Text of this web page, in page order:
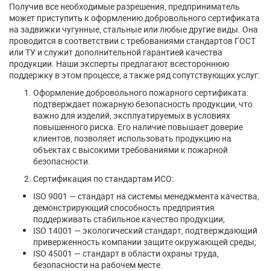
Получив все необходимые разрешения, предприниматель
может приступить к оформлению добровольного сертификата
на задвижки чугунные, стальные или любые другие виды. Она
проводится в соответствии с требованиями стандартов ГОСТ
или ТУ и служит дополнительной гарантией качества
продукции. Наши эксперты предлагают всестороннюю
поддержку в этом процессе, а также ряд сопутствующих услуг:
Оформление добровольного пожарного сертификата:
подтверждает пожарную безопасность продукции, что
важно для изделий, эксплуатируемых в условиях
повышенного риска. Его наличие повышает доверие
клиентов, позволяет использовать продукцию на
объектах с высокими требованиями к пожарной
безопасности.
Сертификация по стандартам ИСО:
ISO 9001 — стандарт на системы менеджмента качества,
демонстрирующий способность предприятия
поддерживать стабильное качество продукции;
ISO 14001 — экологический стандарт, подтверждающий
приверженность компании защите окружающей среды;
ISO 45001 — стандарт в области охраны труда,
безопасности на рабочем месте.